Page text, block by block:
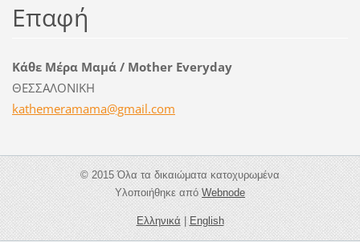
Επαφή
Κάθε Μέρα Μαμά / Mother Everyday
ΘΕΣΣΑΛΟΝΙΚΗ
kathemeramama@gmail.com
© 2015 Όλα τα δικαιώματα κατοχυρωμένα
Υλοποιήθηκε απόWebnode
Ελληνικά|English